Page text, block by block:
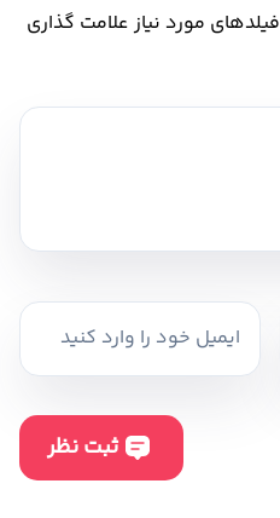
فیلدهای مورد نیاز علامت گذاری